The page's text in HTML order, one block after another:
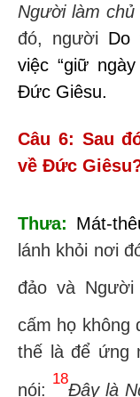
Người làm
đó, người Do
việc “giữ
Đức Giêsu.
Câu 6: Sau
về Đức
Thưa: Mát-
lánh khỏi nơi
đảo và
cấm họ không
thế là để ứng
nói:
18
Đây là